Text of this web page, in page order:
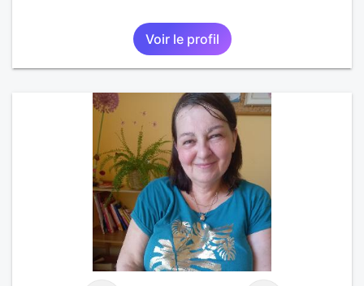
Voir le profil